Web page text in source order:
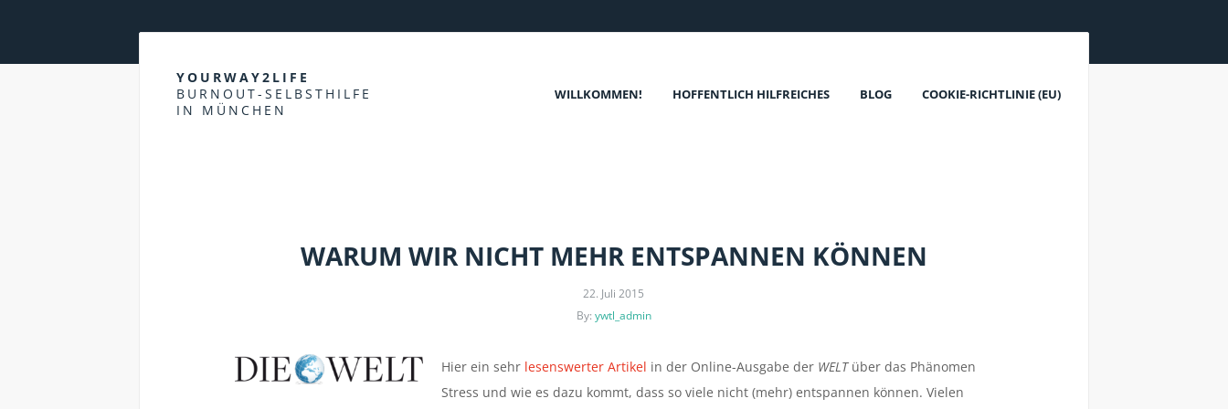
YOURWAY2LIFE
BURNOUT-SELBSTHILFE
IN MÜNCHEN
WILLKOMMEN! HOFFENTLICH HILFREICHES BLOG COOKIE-RICHTLINIE (EU)
WARUM WIR NICHT MEHR ENTSPANNEN KÖNNEN
22. Juli 2015
By: ywtl_admin
Hier ein sehr lesenswerter Artikel in der Online-Ausgabe der WELTüber das Phänomen
Stress und wie es dazu kommt, dass so viele nicht (mehr) entspannen können. Vielen